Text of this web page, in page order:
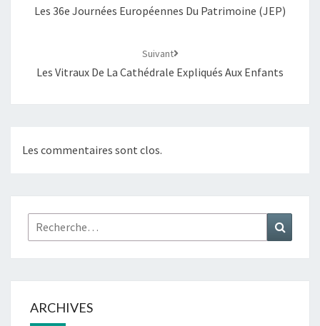
Les 36e Journées Européennes Du Patrimoine (JEP)
Suivant
Les Vitraux De La Cathédrale Expliqués Aux Enfants
Les commentaires sont clos.
ARCHIVES